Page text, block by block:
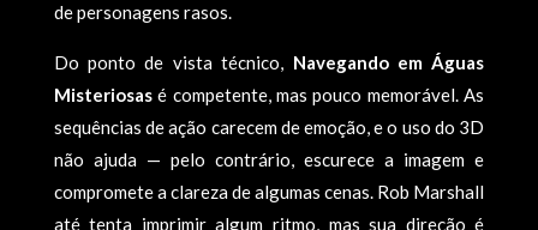
de personagens rasos.
Do ponto de vista técnico, Navegando em Águas
Misteriosasé competente, mas pouco memorável. As
sequências de ação carecem de emoção, e o uso do 3D
não ajuda — pelo contrário, escurece a imagem e
compromete a clareza de algumas cenas. Rob Marshall
até tenta imprimir algum ritmo, mas sua direção é